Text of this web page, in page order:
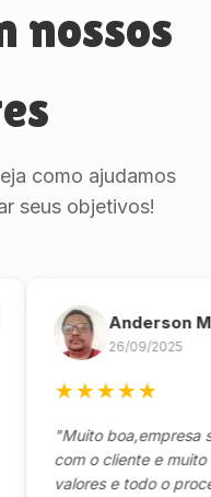
nossos
como ajudamos
seus objetivos!
Anderson
26/09/2025
★★★
"Muito boa,empresa séria
com o cliente e muito
valores e todo o processo